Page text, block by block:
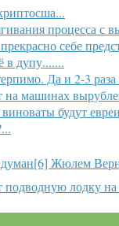
процесса с
себе
в дупу.......
Да и 2-3 раза
машинах
будут
Жюлем
лодку